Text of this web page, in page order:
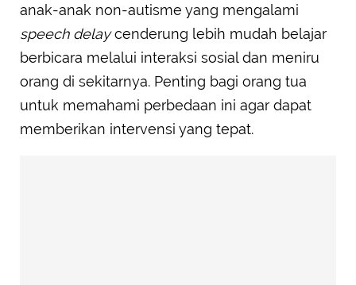
anak-anak non-autisme yang mengalami
speech delaycenderung lebih mudah belajar
berbicara melalui interaksi sosial dan meniru
orang di sekitarnya. Penting bagi orang tua
untuk memahami perbedaan ini agar dapat
memberikan intervensi yang tepat.